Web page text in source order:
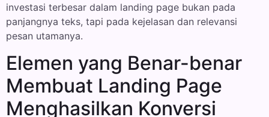
investasi terbesar dalam landing page bukan pada
panjangnya teks, tapi pada kejelasan dan relevansi
pesan utamanya.
Elemen yang Benar-benar
Membuat Landing Page
Menghasilkan Konversi